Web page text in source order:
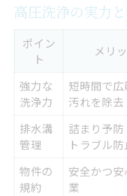
高圧洗浄の実力
ポイン
ト
メリ
強力な
洗浄力
短時間で広
汚れを除去
排水溝
管理
詰まり予防
トラブル防
物件の
規約
安全かつ
業